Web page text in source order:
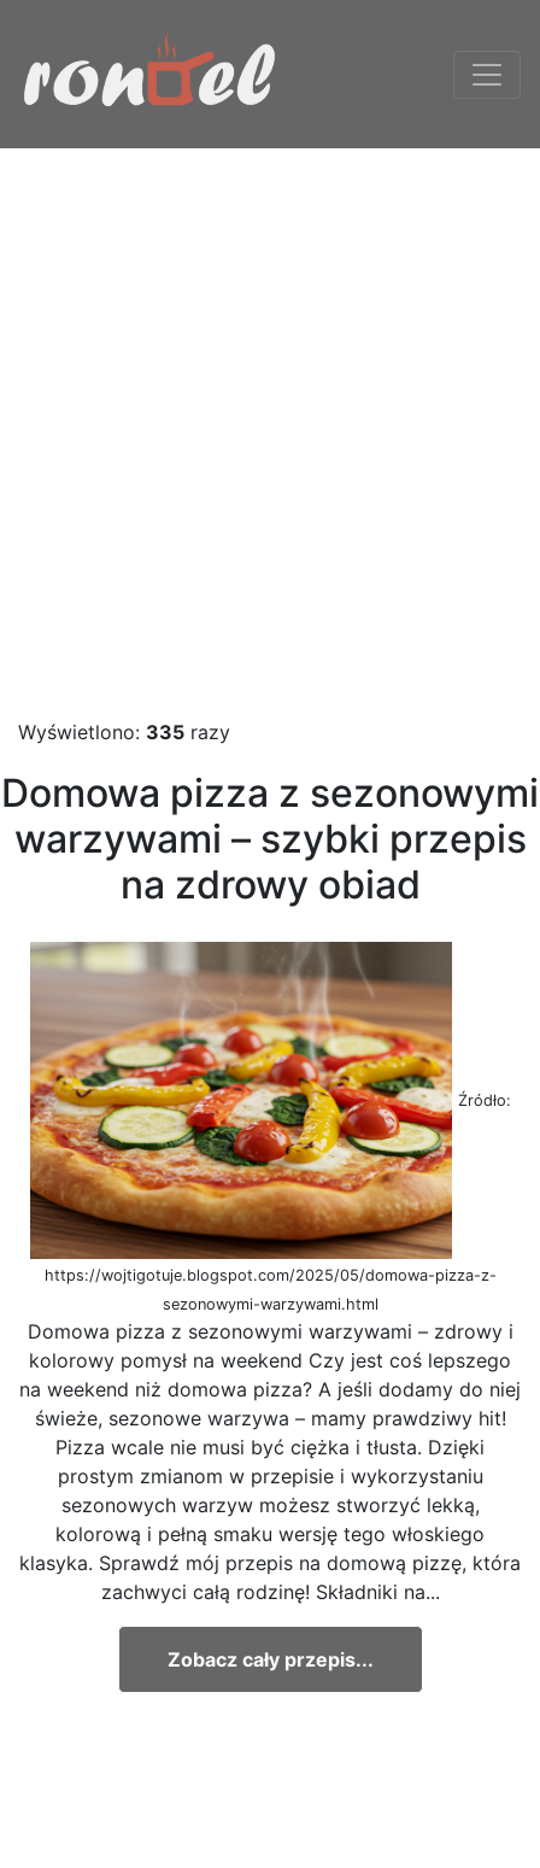
Wyświetlono: 335 razy
Domowa pizza z sezonowymi
warzywami – szybki przepis
na zdrowy obiad
Źródło:
https://wojtigotuje.blogspot.com/2025/05/domowa-pizza-z-
sezonowymi-warzywami.html
Domowa pizza z sezonowymi warzywami – zdrowy i
kolorowy pomysł na weekend Czy jest coś lepszego
na weekend niż domowa pizza? A jeśli dodamy do niej
świeże, sezonowe warzywa – mamy prawdziwy hit!
Pizza wcale nie musi być ciężka i tłusta. Dzięki
prostym zmianom w przepisie i wykorzystaniu
sezonowych warzyw możesz stworzyć lekką,
kolorową i pełną smaku wersję tego włoskiego
klasyka. Sprawdź mój przepis na domową pizzę, która
zachwyci całą rodzinę! Składniki na...
Zobacz cały przepis...